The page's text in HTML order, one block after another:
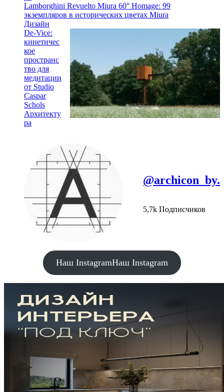
Lamborghini Revuelto Miura 60° Homage: 99
экземпляров в исторических цветах Miura
Дизайн
De-Vice:
кинетичес
кое
пространс
тво для
медитации
от Studio
Caspar
Schols
Архитекту
ра
@archicon_by.
5,7k Подписчиков
Наш InstagramНаш Instagram